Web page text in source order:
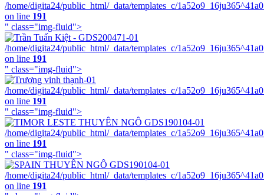
/home/digita24/public_html/_data/templates_c/
on line 191
" class="img-fluid">
/home/digita24/public_html/_data/templates_c/
on line 191
" class="img-fluid">
/home/digita24/public_html/_data/templates_c/
on line 191
" class="img-fluid">
/home/digita24/public_html/_data/templates_c/
on line 191
" class="img-fluid">
/home/digita24/public_html/_data/templates_c/
on line 191